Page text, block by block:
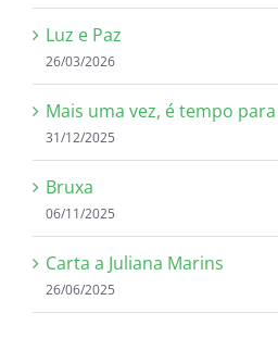
Luz e Paz
26/03/2026
Mais uma vez, é tempo
31/12/2025
Bruxa
06/11/2025
Carta a Juliana Marins
26/06/2025